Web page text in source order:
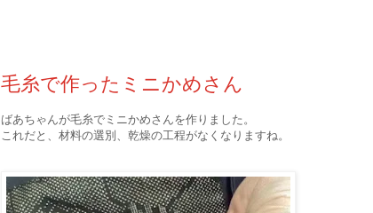
毛糸で作ったミニかめさん
ばあちゃんが毛糸でミニかめさんを作りました。
これだと、材料の選別、乾燥の工程がなくなりますね。